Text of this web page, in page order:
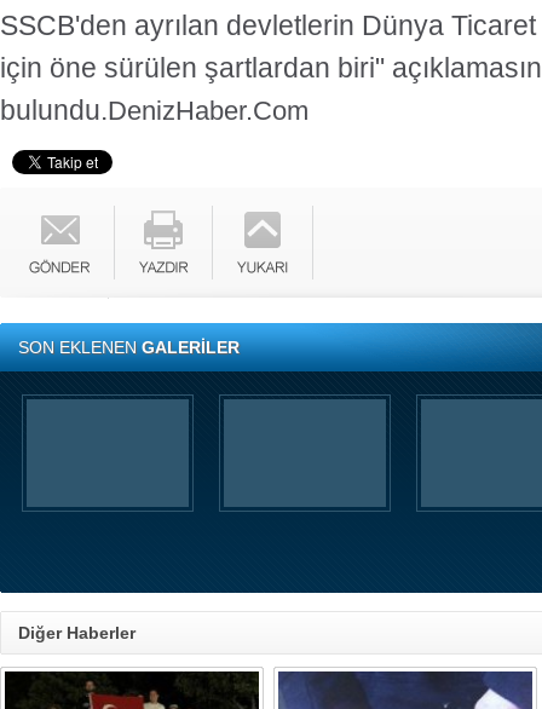
SSCB'den ayrılan devletlerin Dünya
için öne sürülen şartlardan biri"
bulundu.DenizHaber.Com
SON EKLENENGALERİLER
Diğer Haberler